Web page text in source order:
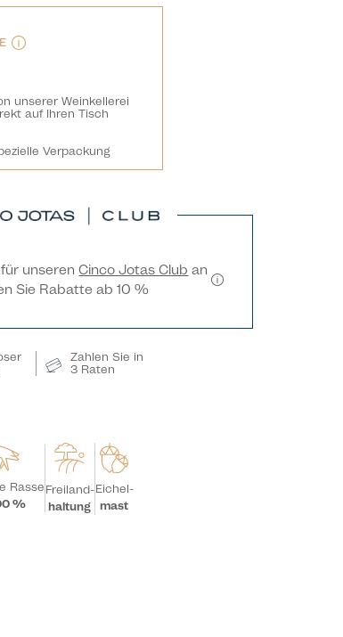
unserer Weinkellerei
auf Ihren Tisch
Verpackung
für unserenCinco Jotas Club an
Sie Rabatte ab 10 %
Zahlen Sie in
3 Raten
Rasse
%
Freiland-
haltung
Eichel-
mast